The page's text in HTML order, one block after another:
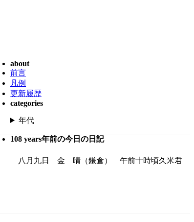
about
前言
凡例
更新履歴
categories
年代
108 years年前の今日の日記
八月九日 金 晴（鎌倉） 午前十時頃久米君